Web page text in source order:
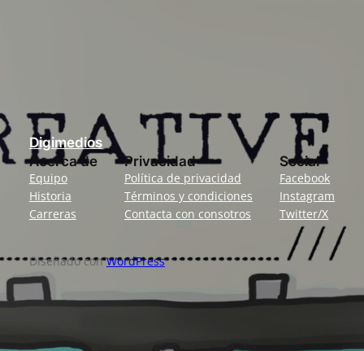
Digimedios
Acerca de
Equipo
Historia
Carreras
Privacidad
Política de privacidad
Términos y condiciones
Contacta con consotros
Social
Facebook
Instagram
Twitter/X
Diseñado conWordPress